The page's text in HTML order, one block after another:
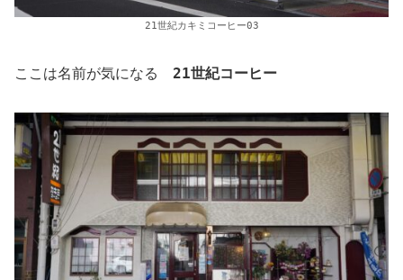
21世紀カキミコーヒー03
ここは名前が気になる 21世紀コーヒー